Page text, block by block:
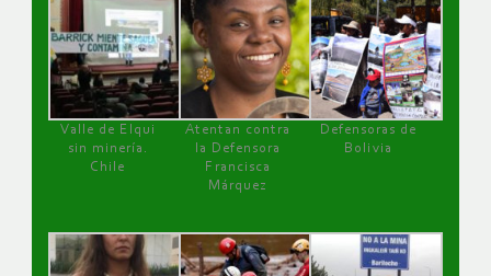
Valle de Elqui
sin minería.
Chile
Atentan contra
la Defensora
Francisca
Márquez
Defensoras de
Bolivia